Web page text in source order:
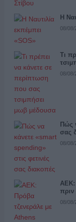
Η
08/
Τι
08/
Πώς
σας
08/
ΑΕΚ:
08/08/